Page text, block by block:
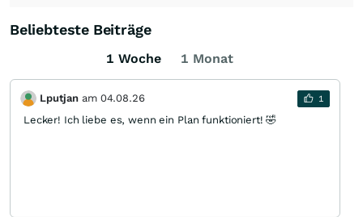
Beliebteste Beiträge
1 Woche 1 Monat
Lputjan am 04.08.26 1
Lecker! Ich liebe es, wenn ein Plan funktioniert! 🤣